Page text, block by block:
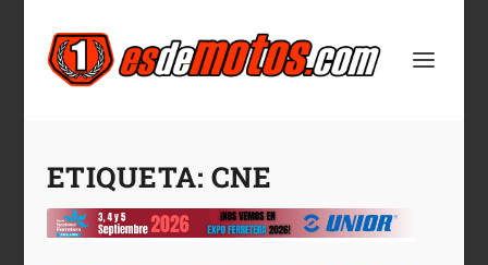
ETIQUETA: CNE